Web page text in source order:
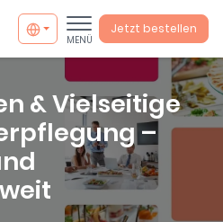
MENÜ
Jetzt bestellen
& Vielseitige
–